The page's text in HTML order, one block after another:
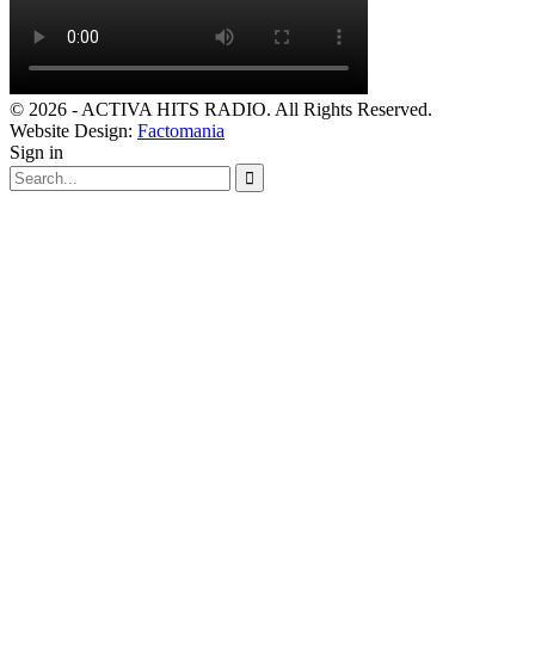
© 2026 - ACTIVA HITS RADIO. All Rights Reserved.
Website Design: Factomania
Sign in